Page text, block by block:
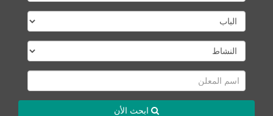
ابحث الأن